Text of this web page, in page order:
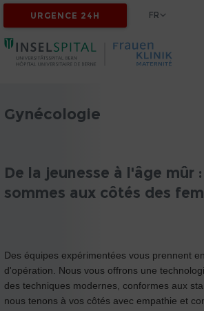
URGENCE 24H FR
Gynécologie
De la jeunesse à l'âge mûr
sommes aux côtés des
Des équipes expérimentées vous prennent
d'opération. Nous vous offrons une
des techniques modernes, conformes aux
nous tenons à vos côtés avec empathie et